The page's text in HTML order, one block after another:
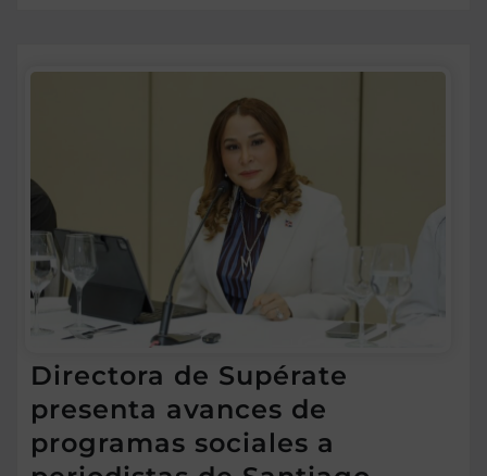
Directora de Supérate
presenta avances de
programas sociales a